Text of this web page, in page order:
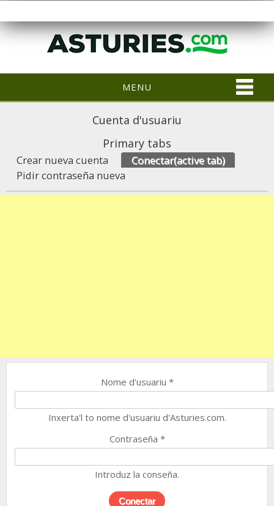
MENU
Cuenta d'usuariu
Primary tabs
Crear nueva cuenta Conectar(active tab)
Pidir contraseña nueva
Nome d'usuariu *
Inxerta'l to nome d'usuariu d'Asturies.com.
Contraseña *
Introduz la conseña.